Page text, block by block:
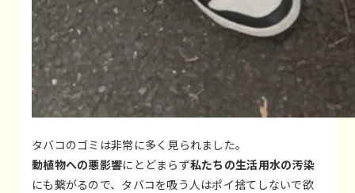
タバコのゴミは非常に多く見られました。
動植物への悪影響にとどまらず私たちの生活用水の汚染
にも繋がるので、タバコを吸う人はポイ捨てしないで欲